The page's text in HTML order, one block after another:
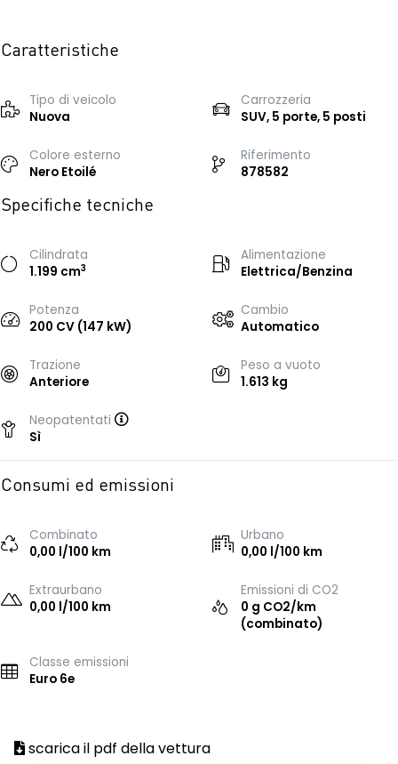
Caratteristiche
Tipo di veicolo
Nuova
Carrozzeria
SUV, 5 porte, 5 posti
Colore esterno
Nero Etoilé
Riferimento
878582
Specifiche tecniche
Cilindrata
1.199 cm3
Alimentazione
Elettrica/Benzina
Potenza
200 CV (147 kW)
Cambio
Automatico
Trazione
Anteriore
Peso a vuoto
1.613 kg
Neopatentati
Sì
Consumi ed emissioni
Combinato
0,00 l/100 km
Urbano
0,00 l/100 km
Extraurbano
0,00 l/100 km
Emissioni di CO2
0 g CO2/km
(combinato)
Classe emissioni
Euro 6e
scarica il pdf della vettura